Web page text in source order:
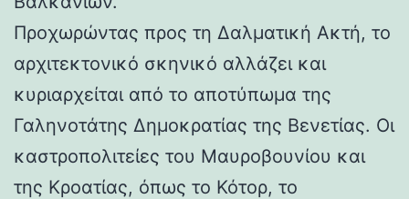
Προχωρώντας προς τη Δαλματική Ακτή, το
αρχιτεκτονικό σκηνικό αλλάζει και
κυριαρχείται από το αποτύπωμα της
Γαληνοτάτης Δημοκρατίας της Βενετίας. Οι
καστροπολιτείες του Μαυροβουνίου και
της Κροατίας, όπως το Κότορ, το